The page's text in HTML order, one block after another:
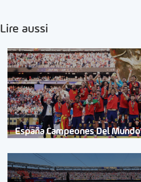
Lire aussi
España Campeones Del Mundo